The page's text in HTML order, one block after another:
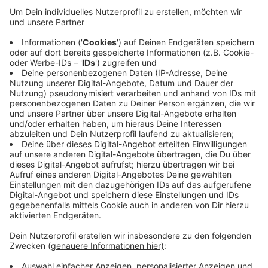
Die Messe startet zwar erst Mitte September, aber
ab heute können sich Unternehmen dafür anmelden.
Die FIDA bringt am 16.September von 8 bis 16 Uhr
Schüler aus Gronau und Umgebung mit Unternehmen
zusammen und bietet die Möglichkeit,
Ausbildungsberufe direkt kennenzulernen.Hier geht
es zur Anmeldung!
Anzeige